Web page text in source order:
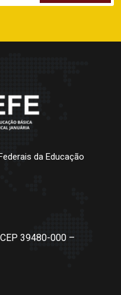
da Educação
39480-000 –